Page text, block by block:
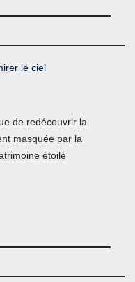
le ciel
de redécouvrir la
masquée par la
étoilé